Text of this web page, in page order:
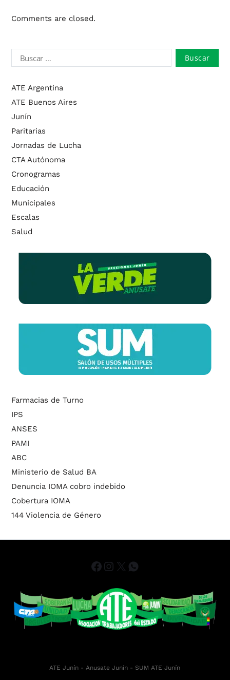
Comments are closed.
ATE Argentina
ATE Buenos Aires
Junín
Paritarias
Jornadas de Lucha
CTA Autónoma
Cronogramas
Educación
Municipales
Escalas
Salud
Farmacias de Turno
IPS
ANSES
PAMI
ABC
Ministerio de Salud BA
Denuncia IOMA cobro indebido
Cobertura IOMA
144 Violencia de Género
ATE Junín - Anusate Junín -SUM ATE Junín